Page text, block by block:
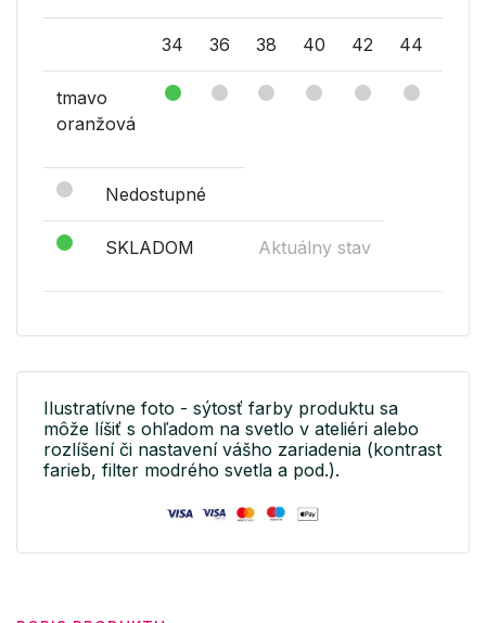
34 36 38 40 42 44
tmavo
oranžová
Nedostupné
SKLADOM Aktuálny stav
Ilustratívne foto - sýtosť farby produktu sa
môže líšiť s ohľadom na svetlo v ateliéri alebo
rozlíšení či nastavení vášho zariadenia (kontrast
farieb, filter modrého svetla a pod.).